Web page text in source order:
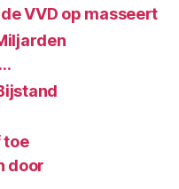
VVD op masseert
toe
door